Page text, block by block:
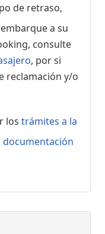
de retraso,
a su
consulte
, por si
reclamación y/o
los trámites a la
documentación